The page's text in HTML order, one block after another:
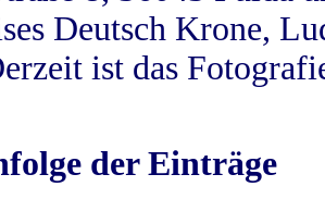
Deutsch Krone,
ist das
der Einträge